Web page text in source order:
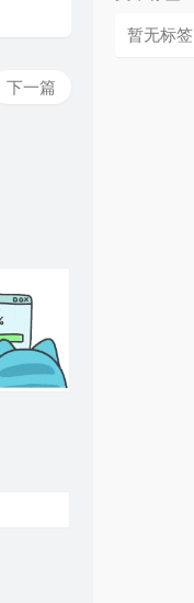
下一篇
暂无标签